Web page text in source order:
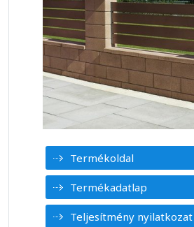
Termékoldal
Termékadatlap
Teljesítmény nyilatkozat